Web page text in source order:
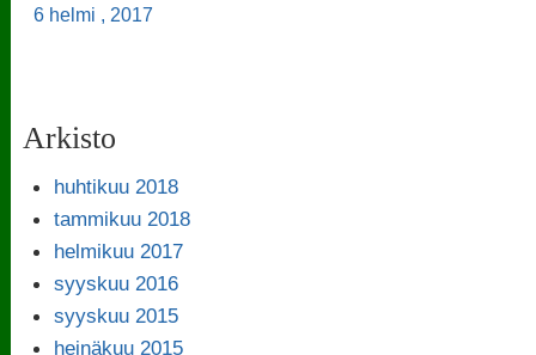
6 helmi , 2017
Arkisto
huhtikuu 2018
tammikuu 2018
helmikuu 2017
syyskuu 2016
syyskuu 2015
heinäkuu 2015